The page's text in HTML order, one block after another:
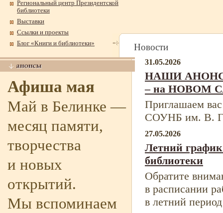
Региональный центр Президентской
библиотеки
Выставки
Ссылки и проекты
Блог «Книги и библиотеки»
Новости
Афиша мая
Май в Белинке —
месяц памяти,
творчества
и новых
открытий.
Мы вспоминаем
31.05.2026
НАШИ
– на НОВОМ
Приглашаем
СОУНБ им. В. Г.
27.05.2026
Летний
библиотеки
Обратите
в расписании
в летний период